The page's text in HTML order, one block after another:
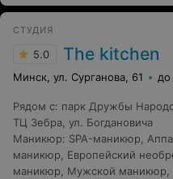
СТУДИЯ
5.0 The kitchen
Минск, ул. Сурганова, 61 до
Рядом с: парк Дружбы
ТЦ Зебра ул. Богдановича
Маникюр: SPA-маникюр
маникюр
Европейский
маникюр
Мужской маникюр